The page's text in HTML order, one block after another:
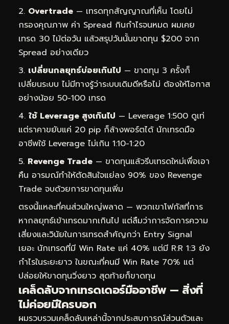
Overtrade — เทรดทุกสัญญาณที่เห็น โดยไม่
กรองคุณภาพ ค่า Spread กินกำไรจนหมด ผมเคย
เทรด 30 ไม้ต่อวัน แล้วสรุปวันนั้นขาดทุน $200 จาก
Spread อย่างเดียว
เปลี่ยนกลยุทธ์บ่อยเกินไป — ขาดทุน 3 ครั้งก็
เปลี่ยนระบบ ไม่มีทางรู้ว่าระบบเดิมดีหรือไม่ ต้องให้โอกาส
อย่างน้อย 50-100 เทรด
ใช้ Leverage สูงเกินไป — Leverage 1:500 ดูเท่
แต่ราคาขยับแค่ 20 pip ก็ล้างพอร์ตได้ นักเทรดมือ
อาชีพใช้ Leverage ไม่เกิน 1:10-1:20
Revenge Trade — ขาดทุนแล้วรีบเทรดใหม่เพื่อเอา
คืน อารมณ์ทำให้ตัดสินใจแย่ลง 90% ของ Revenge
Trade จบด้วยการขาดทุนเพิ่ม
ตรงนี้แหละที่คนส่วนใหญ่พลาด — พวกเขาโฟกัสที่การ
หากลยุทธ์เข้าเทรดมากเกินไป แต่ลืมว่าการจัดการความ
เสี่ยงและวินัยในการเทรดสำคัญกว่า Entry Signal
เยอะ นักเทรดที่มี Win Rate แค่ 40% แต่มี R:R 1:3 ยัง
กำไรในระยะยาว ในขณะที่คนมี Win Rate 70% แต่
ปล่อยให้ขาดทุนวิ่งยาว สุดท้ายก็ขาดทุน
เคล็ดลับจากเทรดเดอร์มืออาชีพ — สิ่งที่
ไม่ค่อยมีใครบอก
ผมรวบรวมเคล็ดลับเหล่านี้จากประสบการณ์ส่วนตัวและ